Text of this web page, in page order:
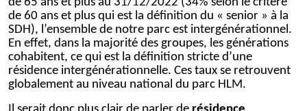
de 60 ans et plus qui est la définition du « senior » à la
SDH), l’ensemble de notre parc est intergénérationnel.
En effet, dans la majorité des groupes, les générations
cohabitent, ce qui est la définition stricte d’une
résidence intergénérationnelle. Ces taux se retrouvent
globalement au niveau national du parc HLM.